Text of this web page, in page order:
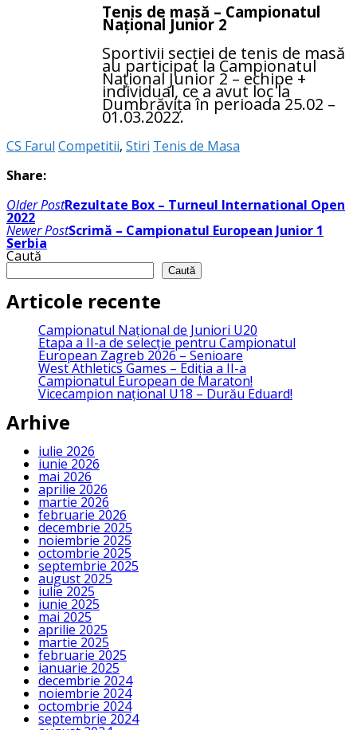
Tenis de masă – Campionatul
Național Junior 2
Sportivii secției de tenis de masă
au participat la Campionatul
Național Junior 2 – echipe +
individual, ce a avut loc la
Dumbrăvița în perioada 25.02 –
01.03.2022.
CS Farul Competitii, Stiri Tenis de Masa
Share:
Navigare
în
articole
Older PostRezultate Box – Turneul International Open
2022
Newer PostScrimă – Campionatul European Junior 1
Serbia
Caută
Caută
Articole recente
Campionatul Național de Juniori U20
Etapa a II-a de selecție pentru Campionatul
European Zagreb 2026 – Senioare
West Athletics Games – Ediția a II-a
Campionatul European de Maraton!
Vicecampion național U18 – Durău Eduard!
Arhive
iulie 2026
iunie 2026
mai 2026
aprilie 2026
martie 2026
februarie 2026
decembrie 2025
noiembrie 2025
octombrie 2025
septembrie 2025
august 2025
iulie 2025
iunie 2025
mai 2025
aprilie 2025
martie 2025
februarie 2025
ianuarie 2025
decembrie 2024
noiembrie 2024
octombrie 2024
septembrie 2024